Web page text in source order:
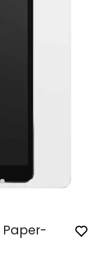
Paper-